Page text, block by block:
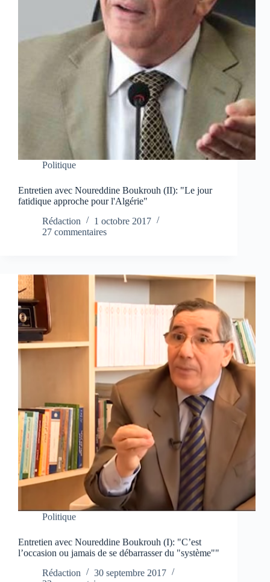
Politique
Entretien avec Noureddine Boukrouh (II): "Le jour
fatidique approche pour l'Algérie"
Rédaction
1 octobre 2017
27 commentaires
Politique
Entretien avec Noureddine Boukrouh (I): "C’est
l’occasion ou jamais de se débarrasser du "système""
Rédaction
30 septembre 2017